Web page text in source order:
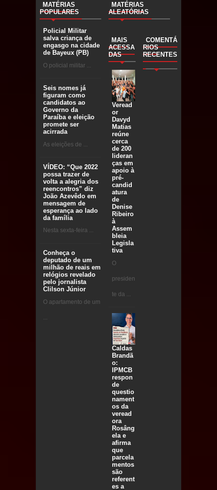
MATÉRIAS
POPULARES
Policial Militar
salva criança de
engasgo na cidade
de Bayeux (PB)
O policial militar ...
Seis nomes já
figuram como
candidatos ao
Governo da
Paraíba e eleição
promete ser
acirrada
As eleições de ...
VÍDEO: “Que 2022
possa trazer de
volta a alegria dos
reencontros” diz
João Azevêdo em
mensagem de
esperança ao lado
da família
Nesta sexta-feira ...
Conheça o
deputado de um
milhão de reais em
relógios revelado
pelo jornalista
Clilson Júnior
O apartamento de um
...
MATÉRIAS
ALEATÓRIAS
MAIS
ACESSA
DAS
Veread
or
Davyd
Matias
reúne
cerca
de 200
lideran
ças em
apoio à
pré-
candid
atura
de
Denise
Ribeiro
à
Assem
bleia
Legisla
tiva
O
presiden
te da ...
Caldas
Brandã
o:
IPMCB
respon
de
questio
nament
os da
veread
ora
Rosâng
ela e
afirma
que
parcela
mentos
são
referent
es a
COMENTÁ
RIOS
RECENTES